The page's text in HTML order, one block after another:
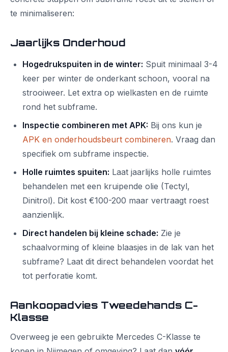
te minimaliseren:
Jaarlijks Onderhoud
Hogedrukspuiten in de winter: Spuit minimaal 3-4
keer per winter de onderkant schoon, vooral na
strooiweer. Let extra op wielkasten en de ruimte
rond het subframe.
Inspectie combineren met APK: Bij ons kun je
APK en onderhoudsbeurt combineren. Vraag dan
specifiek om subframe inspectie.
Holle ruimtes spuiten: Laat jaarlijks holle ruimtes
behandelen met een kruipende olie (Tectyl,
Dinitrol). Dit kost €100-200 maar vertraagt roest
aanzienlijk.
Direct handelen bij kleine schade: Zie je
schaalvorming of kleine blaasjes in de lak van het
subframe? Laat dit direct behandelen voordat het
tot perforatie komt.
Aankoopadvies Tweedehands C-
Klasse
Overweeg je een gebruikte Mercedes C-Klasse te